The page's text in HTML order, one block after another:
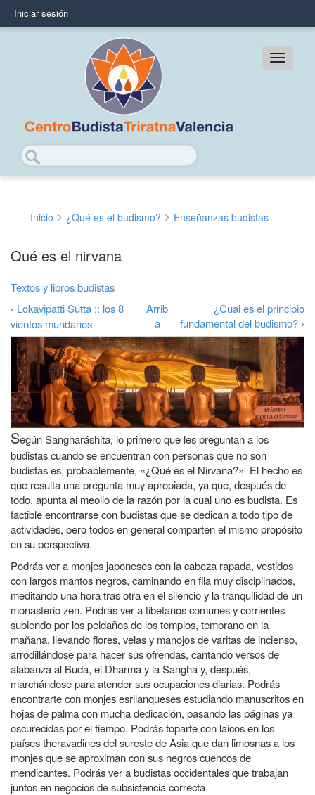
principal
User
Iniciar sesión
Main
Buscar
enlaces
de
ayuda
a
la
navegación
Inicio ¿Qué es el budismo? Enseñanzas budistas
Qué es el nirvana
Textos y libros budistas
Enlaces
transversales
de
Book
para
Qué
es
el
nirvana
‹ Lokavipatti Sutta :: los 8
vientos mundanos
Arrib
a
¿Cual es el principio
fundamental del budismo? ›
Según Sangharáshita, lo primero que les preguntan a los
budistas cuando se encuentran con personas que no son
budistas es, probablemente, «¿Qué es el Nirvana?» El hecho es
que resulta una pregunta muy apropiada, ya que, después de
todo, apunta al meollo de la razón por la cual uno es budista. Es
factible encontrarse con budistas que se dedican a todo tipo de
actividades, pero todos en general comparten el mismo propósito
en su perspectiva.
Podrás ver a monjes japoneses con la cabeza rapada, vestidos
con largos mantos negros, caminando en fila muy disciplinados,
meditando una hora tras otra en el silencio y la tranquilidad de un
monasterio zen. Podrás ver a tibetanos comunes y corrientes
subiendo por los peldaños de los templos, temprano en la
mañana, llevando flores, velas y manojos de varitas de incienso,
arrodillándose para hacer sus ofrendas, cantando versos de
alabanza al Buda, el Dharma y la Sangha y, después,
marchándose para atender sus ocupaciones diarias. Podrás
encontrarte con monjes esrilanqueses estudiando manuscritos en
hojas de palma con mucha dedicación, pasando las páginas ya
oscurecidas por el tiempo. Podrás toparte con laicos en los
países theravadines del sureste de Asia que dan limosnas a los
monjes que se aproximan con sus negros cuencos de
mendicantes. Podrás ver a budistas occidentales que trabajan
juntos en negocios de subsistencia correcta.